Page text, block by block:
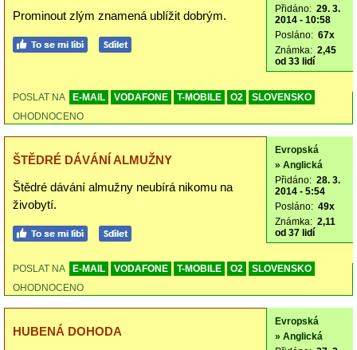
Prominout zlým znamená ublížit dobrým.
Přidáno: 29. 3.
2014 - 10:58
Posláno: 67x
Známka: 2,45
od 33 lidí
POSLAT NA E-MAIL VODAFONE T-MOBILE O2
SLOVENSKO
OHODNOCENO
ŠTĚDRÉ DÁVÁNÍ ALMUŽNY
Štědré dávání almužny neubírá nikomu na
živobytí.
Evropská
» Anglická
Přidáno: 28. 3.
2014 - 5:54
Posláno: 49x
Známka: 2,11
od 37 lidí
POSLAT NA E-MAIL VODAFONE T-MOBILE O2
SLOVENSKO
OHODNOCENO
HUBENÁ DOHODA
Evropská
» Anglická